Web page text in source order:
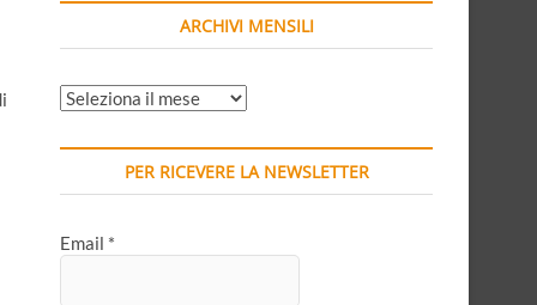
ARCHIVI MENSILI
ARCHIVI
PER RICEVERE LA NEWSLETTER
Email *